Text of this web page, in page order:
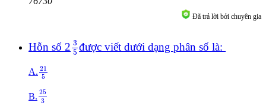
Đã trả lời bởi chuyên gia
Hỗn số 2 3
5
3
được viết dưới dạng phân số là:
A. 21
5
21
B. 25
3
25